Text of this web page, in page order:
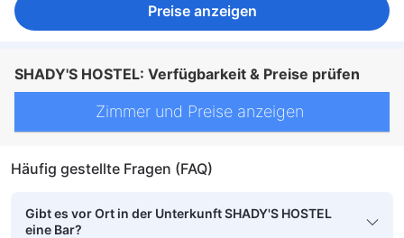
Preise anzeigen
SHADY'S HOSTEL: Verfügbarkeit & Preise prüfen
Zimmer und Preise anzeigen
Häufig gestellte Fragen (FAQ)
Gibt es vor Ort in der Unterkunft SHADY'S HOSTEL
eine Bar?